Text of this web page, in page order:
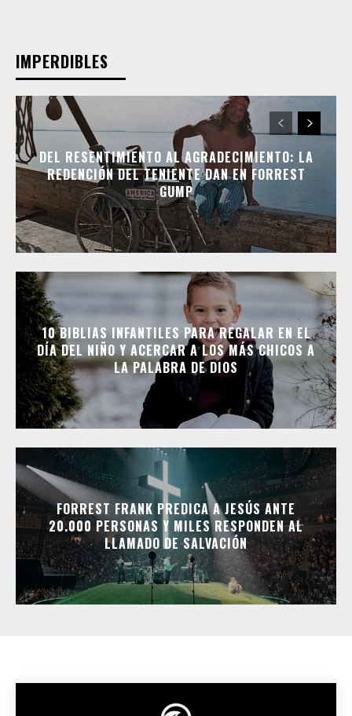
IMPERDIBLES
DEL RESENTIMIENTO AL AGRADECIMIENTO: LA
REDENCIÓN DEL TENIENTE DAN EN FORREST
GUMP
10 BIBLIAS INFANTILES PARA REGALAR EN EL
DÍA DEL NIÑO Y ACERCAR A LOS MÁS CHICOS A
LA PALABRA DE DIOS
FORREST FRANK PREDICA A JESÚS ANTE
20.000 PERSONAS Y MILES RESPONDEN AL
LLAMADO DE SALVACIÓN